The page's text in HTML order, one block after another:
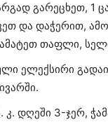
გარეცხეთ, 1
და დაჭერით,
თაფლი,
ელექსირი
კ. დღეში 3-ჯერ,